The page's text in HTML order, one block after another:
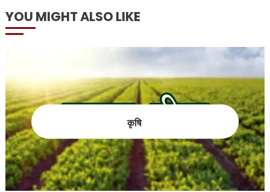
YOU MIGHT ALSO LIKE
कृषि